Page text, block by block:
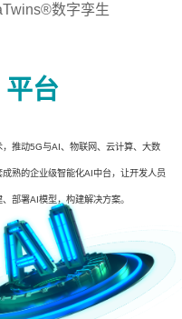
数字孪生
台
推动5G与AI、物联网、云计算、大数
熟的企业级智能化AI中台，让开发人员
部署AI模型，构建解决方案。